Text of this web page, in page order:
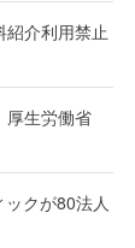
介利用禁止
生労働省
クが80法人